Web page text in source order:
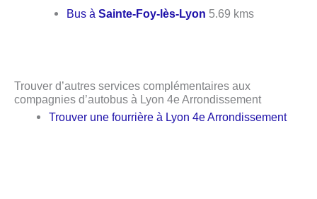
Bus àSainte-Foy-lès-Lyon 5.69 kms
Trouver d’autres services complémentaires aux
compagnies d’autobus à Lyon 4e Arrondissement
Trouver une fourrière à Lyon 4e Arrondissement